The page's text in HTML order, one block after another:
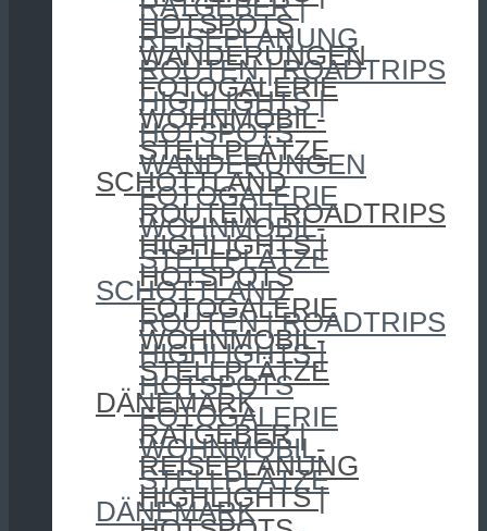
HOTSPOTS
WANDERUNGEN
FOTOGALERIE
WOHNMOBIL-
STELLPLÄTZE
SCHOTTLAND
ROUTEN | ROADTRIPS
HIGHLIGHTS |
HOTSPOTS
FOTOGALERIE
WOHNMOBIL-
STELLPLÄTZE
DÄNEMARK
RATGEBER |
REISEPLANUNG
HIGHLIGHTS |
RATGEBER |
REISEPLANUNG
ROUTEN | ROADTRIPS
HIGHLIGHTS |
HOTSPOTS
WANDERUNGEN
FOTOGALERIE
WOHNMOBIL-
STELLPLÄTZE
SCHOTTLAND
ROUTEN | ROADTRIPS
HIGHLIGHTS |
HOTSPOTS
FOTOGALERIE
WOHNMOBIL-
STELLPLÄTZE
DÄNEMARK